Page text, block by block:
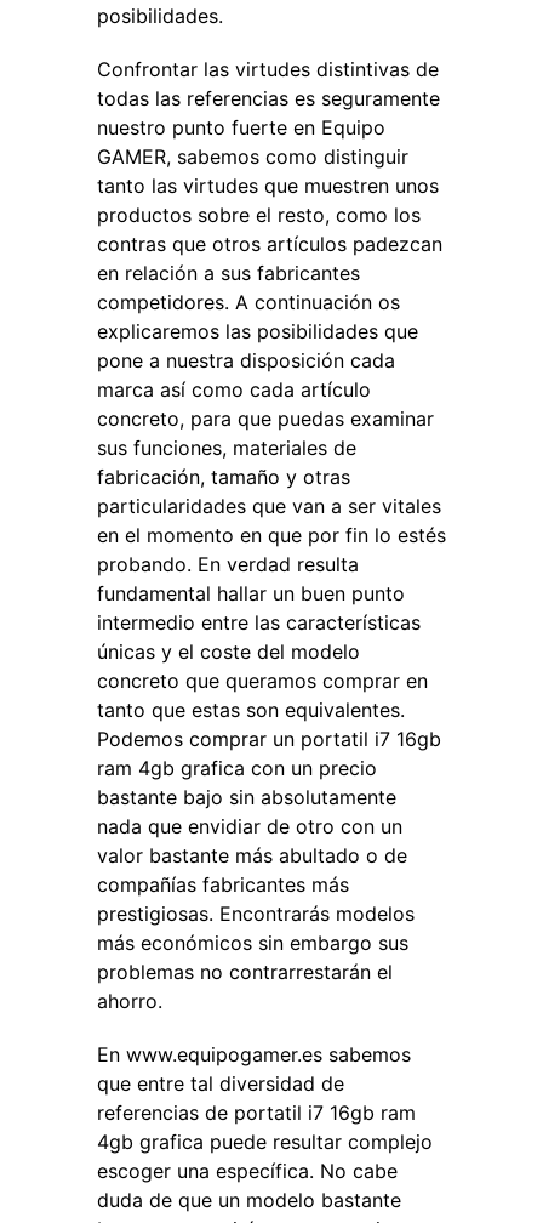
posibilidades.
Confrontar las virtudes distintivas de
todas las referencias es seguramente
nuestro punto fuerte en Equipo
GAMER, sabemos como distinguir
tanto las virtudes que muestren unos
productos sobre el resto, como los
contras que otros artículos padezcan
en relación a sus fabricantes
competidores. A continuación os
explicaremos las posibilidades que
pone a nuestra disposición cada
marca así como cada artículo
concreto, para que puedas examinar
sus funciones, materiales de
fabricación, tamaño y otras
particularidades que van a ser vitales
en el momento en que por fin lo estés
probando. En verdad resulta
fundamental hallar un buen punto
intermedio entre las características
únicas y el coste del modelo
concreto que queramos comprar en
tanto que estas son equivalentes.
Podemos comprar un portatil i7 16gb
ram 4gb grafica con un precio
bastante bajo sin absolutamente
nada que envidiar de otro con un
valor bastante más abultado o de
compañías fabricantes más
prestigiosas. Encontrarás modelos
más económicos sin embargo sus
problemas no contrarrestarán el
ahorro.
En www.equipogamer.es sabemos
que entre tal diversidad de
referencias de portatil i7 16gb ram
4gb grafica puede resultar complejo
escoger una específica. No cabe
duda de que un modelo bastante